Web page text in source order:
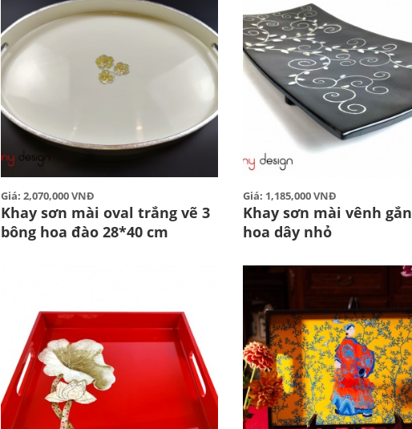
Giá: 2,070,000 VNĐ
Khay sơn mài oval trắng vẽ 3
bông hoa đào 28*40 cm
Giá: 1,185,000 VNĐ
Khay sơn mài vênh
hoa dây nhỏ